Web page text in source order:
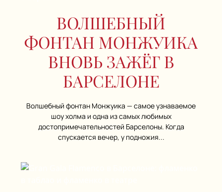
ВОЛШЕБНЫЙ
ФОНТАН МОНЖУИКА
ВНОВЬ ЗАЖЁГ В
БАРСЕЛОНЕ
Волшебный фонтан Монжуика — самое узнаваемое
шоу холма и одна из самых любимых
достопримечательностей Барселоны. Когда
спускается вечер, у подножия...